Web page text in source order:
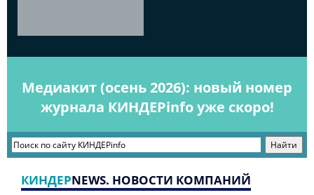
Медиакит (осень 2026): новый номер
журнала КИНДЕРinfo уже скоро!
КИНДЕРNEWS. НОВОСТИ КОМПАНИЙ